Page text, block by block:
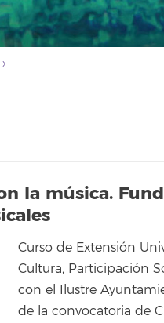
la música.
Curso de Extensión
Cultura, Participación
con el Ilustre
de la convocatoria de